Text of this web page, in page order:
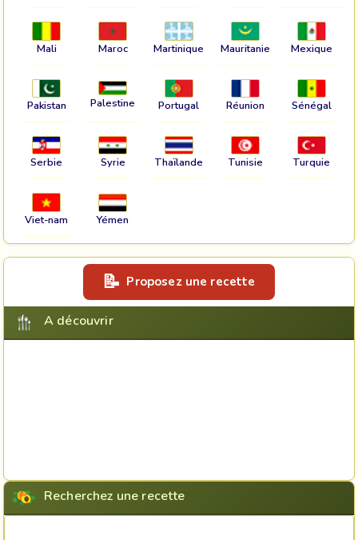
Mali Maroc Martinique Mauritanie Mexique
Pakistan Palestine Portugal Réunion Sénégal
Serbie Syrie Thaïlande Tunisie Turquie
Viet-nam Yémen
Proposez une recette
A découvrir
Recherchez une recette